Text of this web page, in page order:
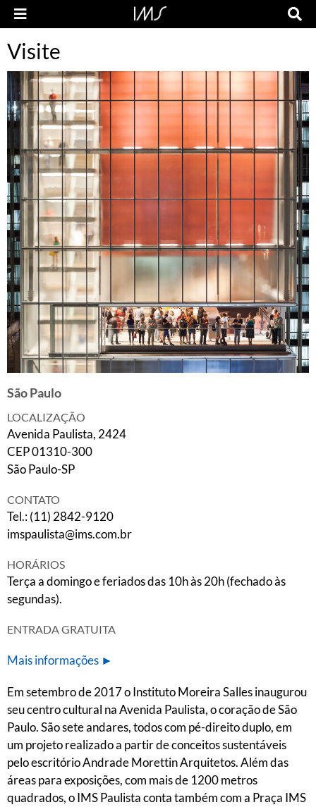
Visite
São Paulo
LOCALIZAÇÃO
Avenida Paulista, 2424
CEP 01310-300
São Paulo-SP
CONTATO
Tel.: (11) 2842-9120
imspaulista@ims.com.br
HORÁRIOS
Terça a domingo e feriados das 10h às 20h (fechado às
segundas).
ENTRADA GRATUITA
Mais informações ►
Em setembro de 2017 o Instituto Moreira Salles inaugurou
seu centro cultural na Avenida Paulista, o coração de São
Paulo. São sete andares, todos com pé-direito duplo, em
um projeto realizado a partir de conceitos sustentáveis
pelo escritório Andrade Morettin Arquitetos. Além das
áreas para exposições, com mais de 1200 metros
quadrados, o IMS Paulista conta também com a Praça IMS